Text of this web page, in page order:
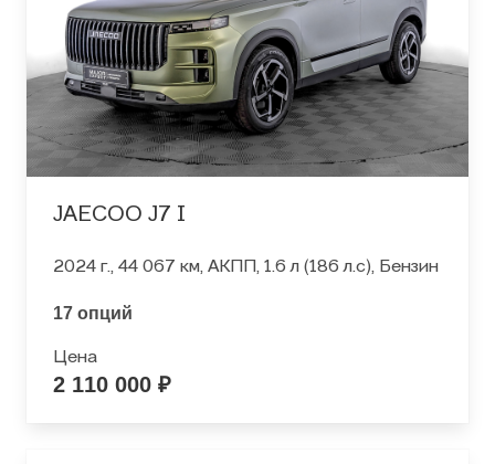
JAECOO J7 I
2024 г., 44 067 км, АКПП, 1.6 л (186 л.с), Бензин
17 опций
Цена
2 110 000 ₽